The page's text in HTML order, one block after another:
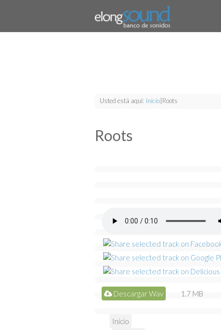
Usted está aquí: Inicio Roots
Roots
Descargar Wav 1.7 MB
Inicio